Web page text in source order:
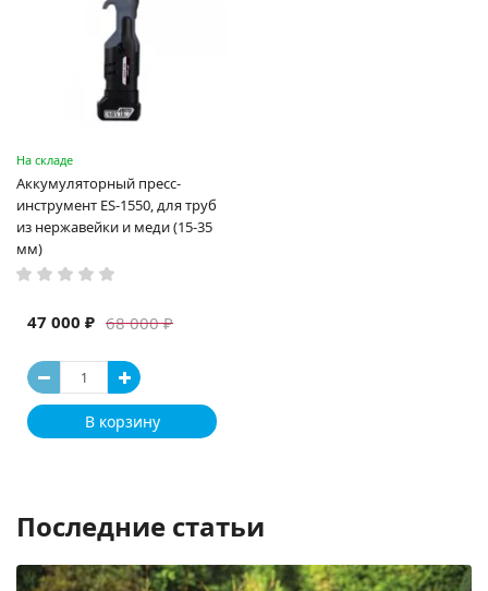
На складе
Аккумуляторный пресс-
инструмент ES-1550, для труб
из нержавейки и меди (15-35
мм)
68 000 ₽
47 000 ₽
В корзину
Последние статьи